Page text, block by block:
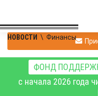
НОВОСТИ \ Финансы
ФОНД
с начала 2026 года